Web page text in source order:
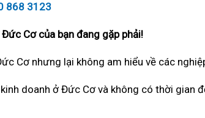
868 3123
Cơ của bạn đang gặp phải!
Cơ nhưng lại không am hiểu về các
doanh ở Đức Cơ và không có thời gian